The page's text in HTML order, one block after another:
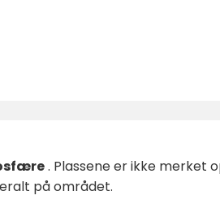
. Plassene er ikke merket
på området.